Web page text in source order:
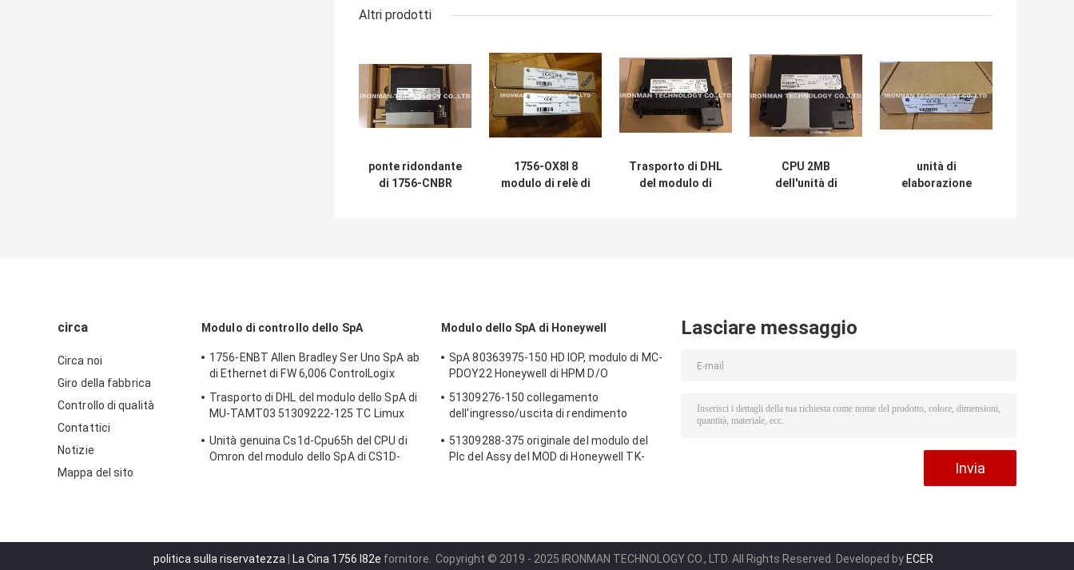
Altri prodotti
ponte ridondante
di 1756-CNBR
1756-OX8I 8
modulo di relè di
Trasporto di DHL
del modulo di
CPU 2MB
dell'unità di
unità di
elaborazione
circa
Circa noi
Giro della fabbrica
Controllo di qualità
Contattici
Notizie
Mappa del sito
Modulo di controllo dello SpA
1756-ENBT Allen Bradley Ser Uno SpA ab
di Ethernet di FW 6,006 ControlLogix
Trasporto di DHL del modulo dello SpA di
MU-TAMT03 51309222-125 TC Limux
Unità genuina Cs1d-Cpu65h del CPU di
Omron del modulo dello SpA di CS1D-
Modulo dello SpA di Honeywell
SpA 80363975-150 HD IOP, modulo di MC-
PDOY22 Honeywell di HPM D/O
51309276-150 collegamento
dell'ingresso/uscita di rendimento
di schede
51309288-375 originale del modulo del
Plc del Assy del MOD di Honeywell TK-
Lasciare messaggio
politica sulla riservatezza| La Cina 1756 l82e fornitore. Copyright © 2019 - 2025 IRONMAN TECHNOLOGY CO., LTD. All Rights Reserved. Developed by ECER